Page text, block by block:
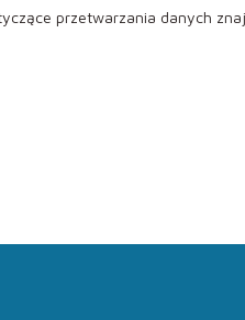
przetwarzania danych